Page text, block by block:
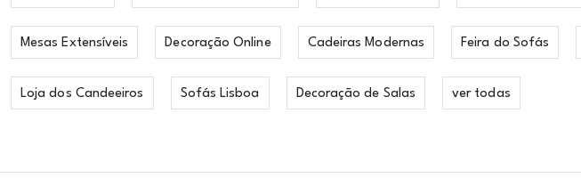
Mesas Extensíveis Decoração Online Cadeiras Modernas Feira do Sofás
Loja dos Candeeiros Sofás Lisboa Decoração de Salas ver todas